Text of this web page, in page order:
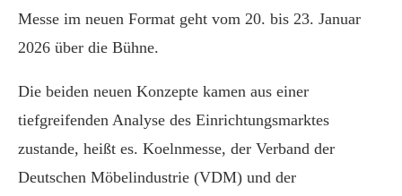
Messe im neuen Format geht vom 20. bis 23. Januar
2026 über die Bühne.
Die beiden neuen Konzepte kamen aus einer
tiefgreifenden Analyse des Einrichtungsmarktes
zustande, heißt es. Koelnmesse, der Verband der
Deutschen Möbelindustrie (VDM) und der